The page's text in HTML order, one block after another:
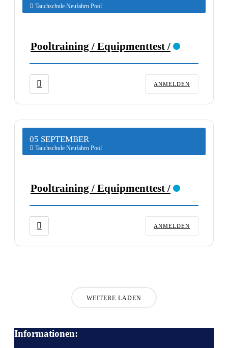
Tauchschule Neufahrn Pool
Pooltraining / Equipmenttest /
ANMELDEN
05 SEPTEMBER
Tauchschule Neufahrn Pool
Pooltraining / Equipmenttest /
ANMELDEN
WEITERE LADEN
Informationen: